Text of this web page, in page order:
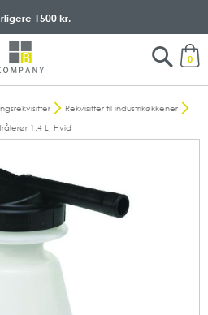
0
1500 kr.
Search
Rekvisitter til industrikøkkener
1.4 L, Hvid